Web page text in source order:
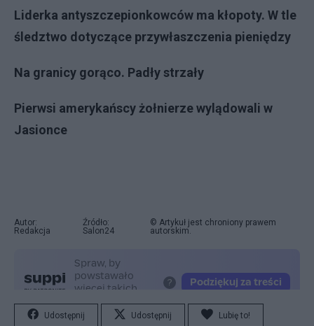
Liderka antyszczepionkowców ma kłopoty. W tle
śledztwo dotyczące przywłaszczenia pieniędzy
Na granicy gorąco. Padły strzały
Pierwsi amerykańscy żołnierze wylądowali w
Jasionce
Autor:
Redakcja
Źródło:
Salon24
© Artykuł jest chroniony prawem
autorskim.
Udostępnij Udostępnij Lubię to!